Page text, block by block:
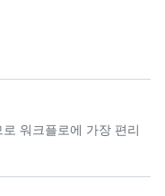
워크플로에 가장 편리